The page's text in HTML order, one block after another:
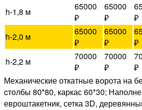
h-1,8 м
65000
₽
65000
₽
₽
h-2,0 м
65000
₽
65000
₽
₽
h-2,2 м
70000
₽
70000
₽
₽
Механические откатные ворота на
cтолбы 80*80, каркас 60*30;
евроштакетник, сетка 3D,